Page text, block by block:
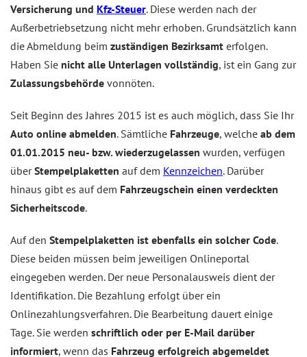
Versicherung und Kfz-Steuer. Diese werden nach der
Außerbetriebsetzung nicht mehr erhoben. Grundsätzlich kann
die Abmeldung beim zuständigen Bezirksamt erfolgen.
Haben Sie nicht alle Unterlagen vollständig, ist ein Gang zur
Zulassungsbehörde vonnöten.
Seit Beginn des Jahres 2015 ist es auch möglich, dass Sie Ihr
Auto online abmelden. Sämtliche Fahrzeuge, welche ab dem
01.01.2015 neu- bzw. wiederzugelassen wurden, verfügen
überStempelplaketten auf dem Kennzeichen. Darüber
hinaus gibt es auf dem Fahrzeugschein einen verdeckten
Sicherheitscode.
Auf den Stempelplaketten ist ebenfalls ein solcher Code.
Diese beiden müssen beim jeweiligen Onlineportal
eingegeben werden. Der neue Personalausweis dient der
Identifikation. Die Bezahlung erfolgt über ein
Onlinezahlungsverfahren. Die Bearbeitung dauert einige
Tage. Sie werden schriftlich oder per E-Mail darüber
informiert, wenn das Fahrzeug erfolgreich abgemeldet